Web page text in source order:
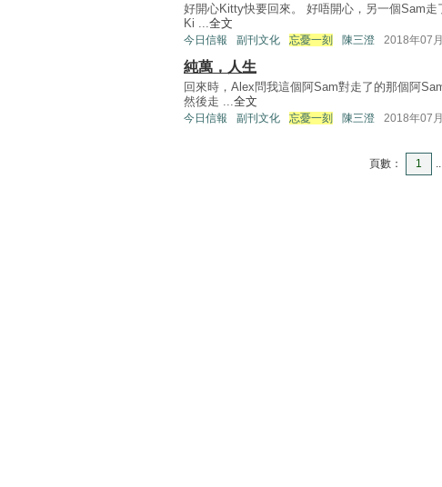
好開心Kitty快要回來。 好唔開心，另一個Sam
Ki ...全文
今日信報 副刊文化 忘憂一刻 陳三澄 2018年07
純萬，人生
回來時，Alex問我這個阿Sam對走了的那個阿
然後走 ...全文
今日信報 副刊文化 忘憂一刻 陳三澄 2018年07
頁數： 1